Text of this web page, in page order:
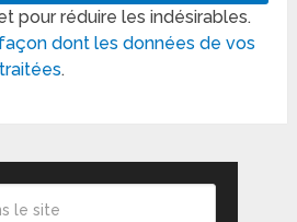
pour réduire les indésirables.
dont les données de vos
.